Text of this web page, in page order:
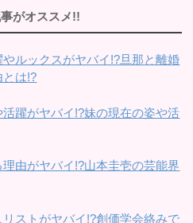
がオススメ!!
ルックスがヤバイ!?旦那と離婚
とは!?
躍がヤバイ!?妹の現在の姿や活
由がヤバイ!?山本圭壱の芸能界
ストがヤバイ!?創価学会絡みで